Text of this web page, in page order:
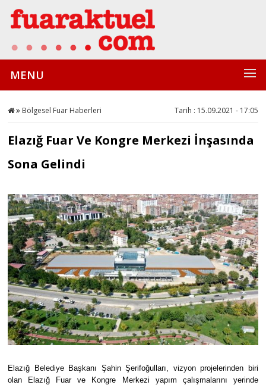
MENU
Bölgesel Fuar Haberleri Tarih : 15.09.2021 - 17:05
Elazığ Fuar Ve Kongre Merkezi İnşasında
Sona Gelindi
Elazığ Belediye Başkanı Şahin Şerifoğulları, vizyon projelerinden biri
olan Elazığ Fuar ve Kongre Merkezi yapım çalışmalarını yerinde